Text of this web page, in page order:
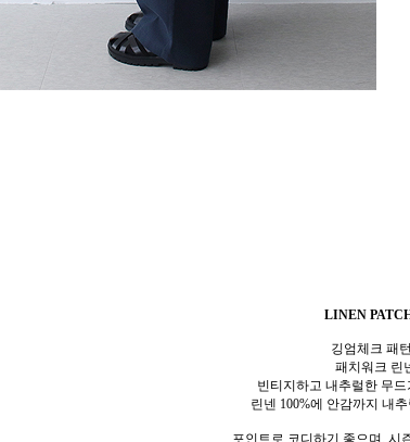
LINEN
깅엄체크 패
패치워크 린
빈티지하고 내추럴한 무
린넨 100%에 안감까지 내
포인트로 코디하기 좋으며, 시